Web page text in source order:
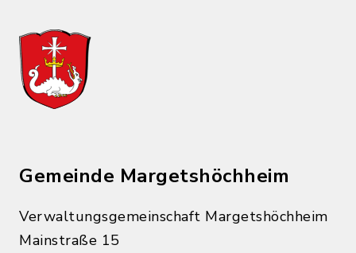
Gemeinde Margetshöchheim
Verwaltungsgemeinschaft Margetshöchheim
Mainstraße 15